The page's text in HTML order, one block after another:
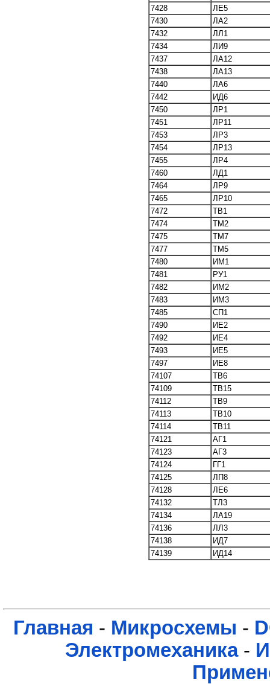
7428
ЛЕ5
7430
ЛА2
7432
ЛЛ1
7434
ЛИ9
7437
ЛА12
7438
ЛА13
7440
ЛА6
7442
ИД6
7450
ЛР1
7451
ЛР11
7453
ЛР3
7454
ЛР13
7455
ЛР4
7460
ЛД1
7464
ЛР9
7465
ЛР10
7472
ТВ1
7474
ТМ2
7475
ТМ7
7477
ТМ5
7480
ИМ1
7481
РУ1
7482
ИМ2
7483
ИМ3
7485
СП1
7490
ИЕ2
7492
ИЕ4
7493
ИЕ5
7497
ИЕ8
74107
ТВ6
74109
ТВ15
74112
ТВ9
74113
ТВ10
74114
ТВ11
74121
АГ1
74123
АГ3
74124
ГГ1
74125
ЛП8
74128
ЛЕ6
74132
ТЛ3
74134
ЛА19
74136
ЛЛ3
74138
ИД7
74139
ИД14
Главная - Микросхемы -
Электромеханика-